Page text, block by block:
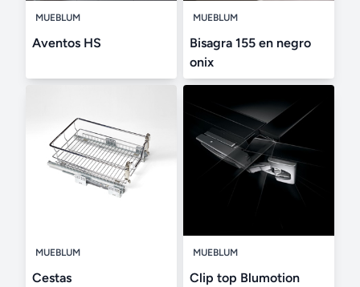
MUEBLUM
Aventos HS
MUEBLUM
Bisagra 155 en negro
onix
MUEBLUM
Cestas
MUEBLUM
Clip top Blumotion